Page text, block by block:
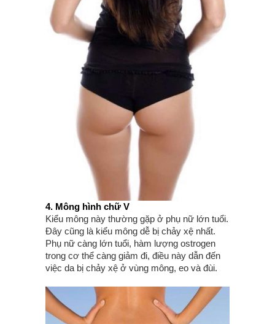
4. Mông hình chữ V
Kiểu mông này thường gặp ở phụ nữ lớn tuổi.
Đây cũng là kiểu mông dễ bị chảy xệ nhất.
Phụ nữ càng lớn tuổi, hàm lượng ostrogen
trong cơ thể càng giảm đi, điều này dẫn đến
việc da bị chảy xệ ở vùng mông, eo và đùi.